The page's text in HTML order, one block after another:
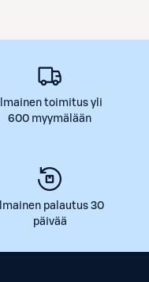
Ilmainen toimitus yli
600 myymälään
Ilmainen palautus 30
päivää